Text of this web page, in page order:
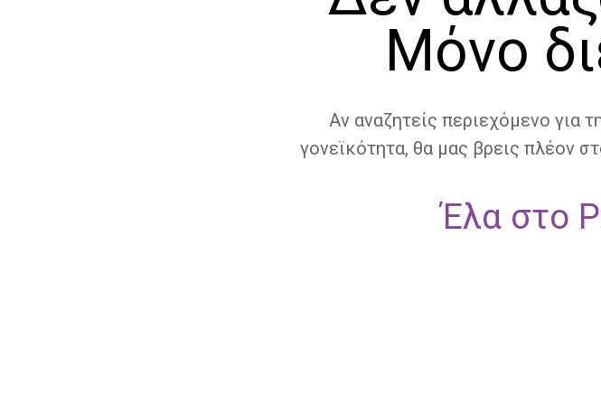
Μόνο
Αν αναζητείς περιεχόμενο για
γονεϊκότητα, θα μας βρεις πλέον
Έλα στο